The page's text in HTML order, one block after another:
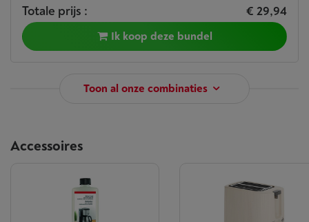
Totale prijs : € 29,94
Ik koop deze bundel
Toon al onze combinaties
Accessoires